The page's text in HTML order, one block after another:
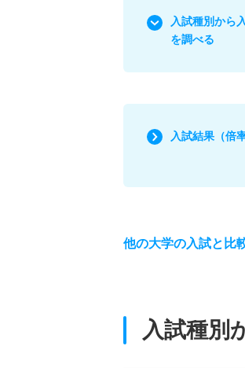
入試種別から
を調べる
入試結果（倍
他の大学の入試と比
入試種別